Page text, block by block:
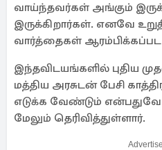
வாய்ந்தவர்கள் அங்கும்
இருக்கிறார்கள். எனவே
வார்த்தைகள்
இந்தவிடயங்களில் புதிய
மத்திய அரசுடன் பேசி
எடுக்க வேண்டும் என்பதுவே
மேலும் தெரிவித்துள்ளார்.